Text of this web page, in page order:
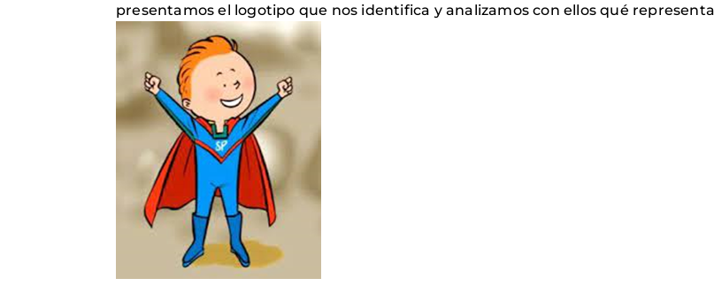
presentamos el logotipo que nos identifica y analizamos con ellos qué